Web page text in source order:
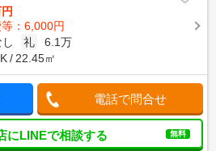
：6,000円
礼
6.1万
22.45㎡
電話で問合せ
にLINEで相談する 無料